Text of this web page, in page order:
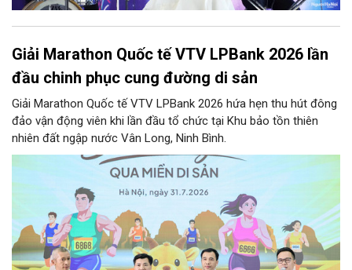
Giải Marathon Quốc tế VTV LPBank 2026 lần
đầu chinh phục cung đường di sản
Giải Marathon Quốc tế VTV LPBank 2026 hứa hẹn thu hút đông
đảo vận động viên khi lần đầu tổ chức tại Khu bảo tồn thiên
nhiên đất ngập nước Vân Long, Ninh Bình.